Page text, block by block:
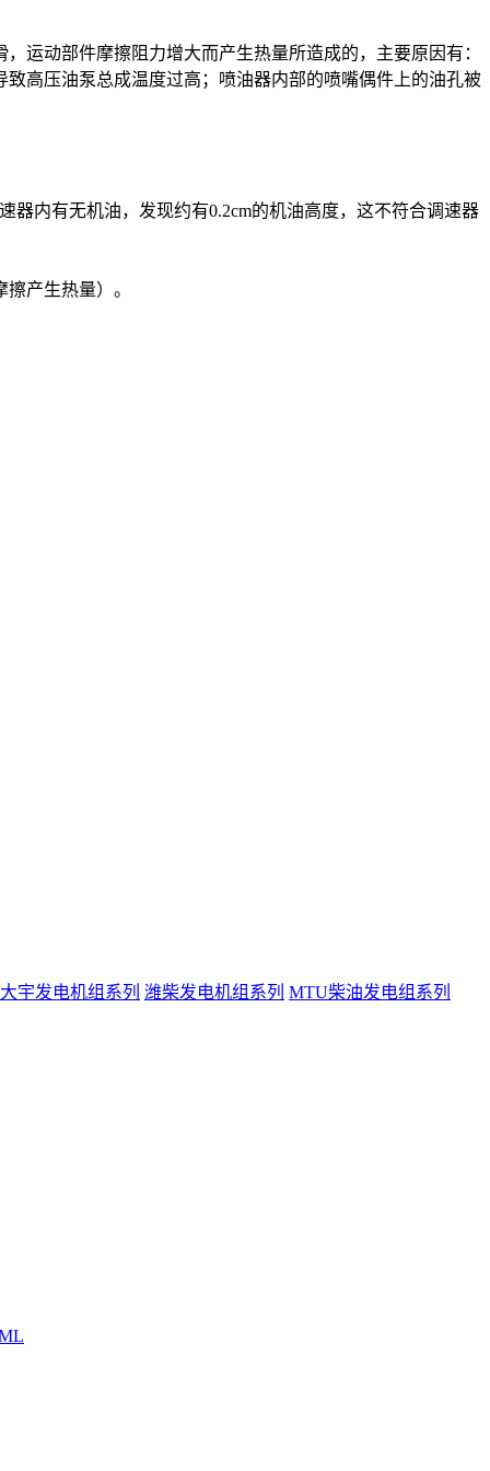
运动部件摩擦阻力增大而产生热量所造成的，主要原因有：
高压油泵总成温度过高；喷油器内部的喷嘴偶件上的油孔被
内有无机油，发现约有0.2cm的机油高度，这不符合调速器
产生热量）。
宇发电机组系列 潍柴发电机组系列 MTU柴油发电组系列